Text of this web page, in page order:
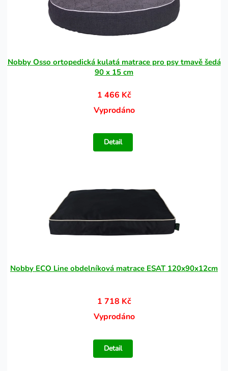
Nobby Osso ortopedická kulatá matrace pro psy tmavě šedá
90 x 15 cm
1 466 Kč
Vyprodáno
Detail
Nobby ECO Line obdelníková matrace ESAT 120x90x12cm
1 718 Kč
Vyprodáno
Detail